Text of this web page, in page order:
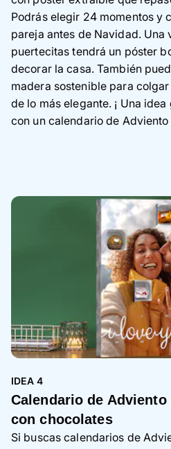
Podrás elegir 24 momentos y
pareja antes de Navidad. Una
puertecitas tendrá un póster
decorar la casa. También
madera sostenible para
de lo más elegante. ¡ Una idea
con un calendario de
IDEA 4
Calendario de
con chocolates
Si buscas calendarios de